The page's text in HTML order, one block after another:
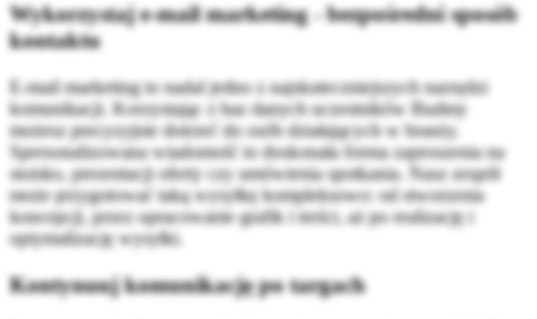
Wykorzystaj e-mail marketing - bezpośredni sposób
kontaktu
E-mail marketing to nadal jedno z najskuteczniejszych narzędzi
komunikacji. Korzystając z baz danych uczestników Budmy
możesz precyzyjnie dotrzeć do osób działających w branży.
Spersonalizowana wiadomość to doskonała forma zaproszenia na
stoisko, prezentacji oferty czy umówienia spotkania. Nasz zespół
może przygotować taką wysyłkę kompleksowo: od stworzenia
koncepcji, przez opracowanie grafik i treści, aż po realizację i
optymalizację wysyłki.
Kontynuuj komunikację po targach